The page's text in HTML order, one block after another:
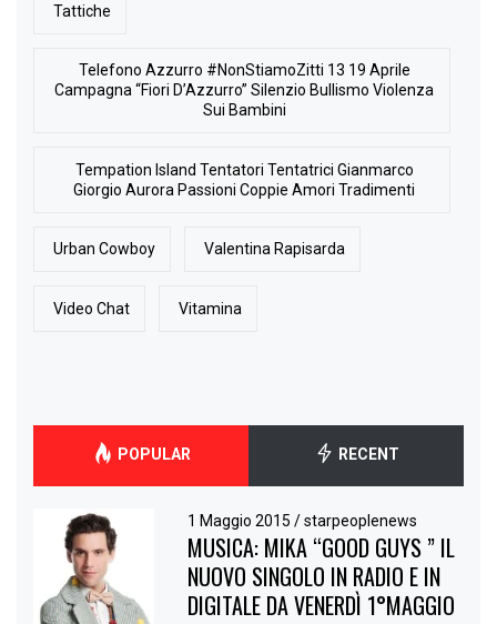
Tattiche
Telefono Azzurro #NonStiamoZitti 13 19 Aprile
Campagna “Fiori D’Azzurro” Silenzio Bullismo Violenza
Sui Bambini
Tempation Island Tentatori Tentatrici Gianmarco
Giorgio Aurora Passioni Coppie Amori Tradimenti
Urban Cowboy Valentina Rapisarda
Video Chat Vitamina
POPULAR RECENT
1 Maggio 2015/ starpeoplenews
MUSICA: MIKA “GOOD GUYS ” IL
NUOVO SINGOLO IN RADIO E IN
DIGITALE DA VENERDÌ 1°MAGGIO